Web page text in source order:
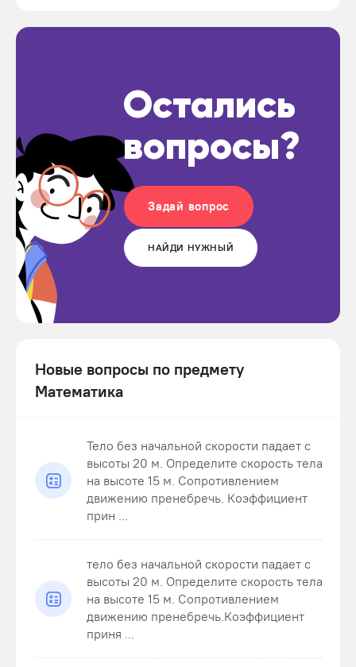
Остались
вопросы?
Задай вопрос
НАЙДИ НУЖНЫЙ
Новые вопросы по предмету
Математика
Тело без начальной скорости падает с
высоты 20 м. Определите скорость тела
на высоте 15 м. Сопротивлением
движению пренебречь. Коэффициент
прин ...
тело без начальной скорости падает с
высоты 20 м. Определите скорость тела
на высоте 15 м. Сопротивлением
движению пренебречь.Коэффициент
приня ...